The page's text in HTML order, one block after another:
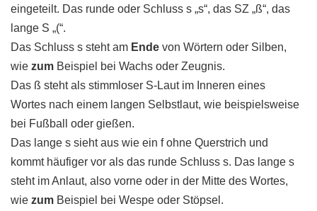
eingeteilt. Das runde oder Schluss s „s“, das SZ „ß“, das
lange S „(“.
Das Schluss s steht am Ende von Wörtern oder Silben,
wie zum Beispiel bei Wachs oder Zeugnis.
Das ß steht als stimmloser S-Laut im Inneren eines
Wortes nach einem langen Selbstlaut, wie beispielsweise
bei Fußball oder gießen.
Das lange s sieht aus wie ein f ohne Querstrich und
kommt häufiger vor als das runde Schluss s. Das lange s
steht im Anlaut, also vorne oder in der Mitte des Wortes,
wie zum Beispiel bei Wespe oder Stöpsel.